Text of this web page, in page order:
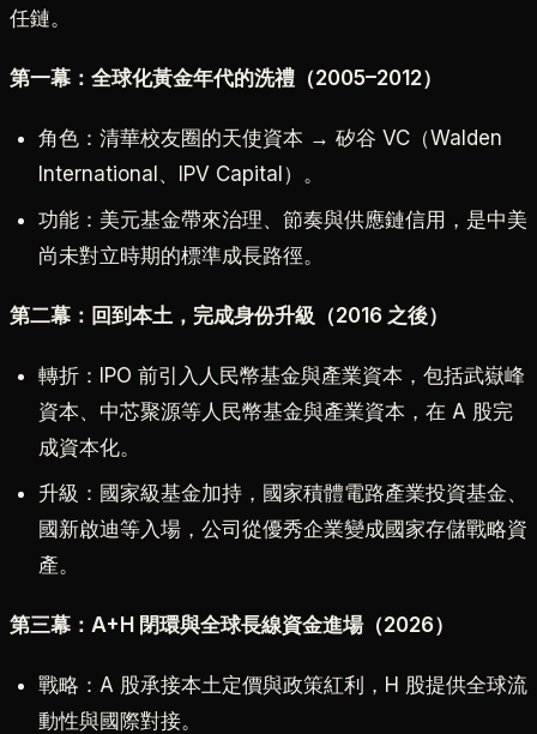
任鏈。
第一幕：全球化黃金年代的洗禮（2005–2012）
角色：清華校友圈的天使資本 → 矽谷 VC（Walden
International、IPV Capital）。
功能：美元基金帶來治理、節奏與供應鏈信用，是中美
尚未對立時期的標準成長路徑。
第二幕：回到本土，完成身份升級（2016 之後）
轉折：IPO 前引入人民幣基金與產業資本，包括武嶽峰
資本、中芯聚源等人民幣基金與產業資本，在 A 股完
成資本化。
升級：國家級基金加持，國家積體電路產業投資基金、
國新啟迪等入場，公司從優秀企業變成國家存儲戰略資
產。
第三幕：A+H 閉環與全球長線資金進場（2026）
戰略：A 股承接本土定價與政策紅利，H 股提供全球流
動性與國際對接。